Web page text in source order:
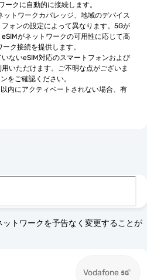
ークに自動的に接続します。
ットワークカバレッジ、地域のデバイス
ォンの設定によって異なります。5Gが
がネットワークの可用性に応じて高
ク接続を提供します。
ないeSIM対応のスマートフォンおよび
いただけます。ご不明な点がございま
をご確認ください。
内にアクティベートされない場合、有
トワークを予告なく変更することが
Vodafone